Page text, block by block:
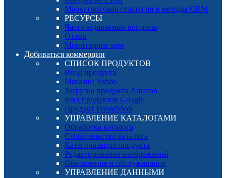
Маркетинговая стратегия и методы CRM
РЕСУРСЫ
Часто задаваемые вопросы
Отзыв
Мониторинг цен
Добиваться коммерции
СПИСОК ПРОДУКТОВ
Ввод продукта
Магазин Yahoo
Загрузка продукта Amazon
Фид продуктов Google
Продукт PrestaShop
УПРАВЛЕНИЕ КАТАЛОГАМИ
Обработка каталога
Строительство каталога
Категоризация продукта
Редактирование изображений
Обновление и обслуживание
УПРАВЛЕНИЕ ДАННЫМИ